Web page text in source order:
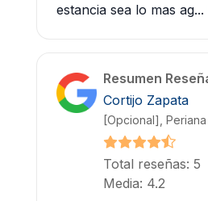
estancia sea lo mas ag...
Resumen
Cortijo Zapata
[Opcional],
Total reseñas: 5
Media: 4.2